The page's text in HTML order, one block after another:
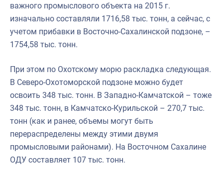
важного промыслового объекта на 2015 г.
изначально составляли 1716,58 тыс. тонн, а сейчас, с
учетом прибавки в Восточно-Сахалинской подзоне, –
1754,58 тыс. тонн.
При этом по Охотскому морю раскладка следующая.
В Северо-Охотоморской подзоне можно будет
освоить 348 тыс. тонн. В Западно-Камчатской – тоже
348 тыс. тонн, в Камчатско-Курильской – 270,7 тыс.
тонн (как и ранее, объемы могут быть
перераспределены между этими двумя
промысловыми районами). На Восточном Сахалине
ОДУ составляет 107 тыс. тонн.